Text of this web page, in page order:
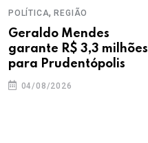
POLÍTICA,REGIÃO
Geraldo Mendes
garante R$ 3,3 milhões
para Prudentópolis
04/08/2026